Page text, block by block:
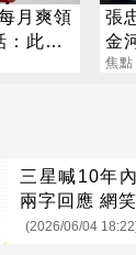
月爽領
：此時
張
金
「
焦點
三星喊10年
兩字回應 網
(2026/06/04